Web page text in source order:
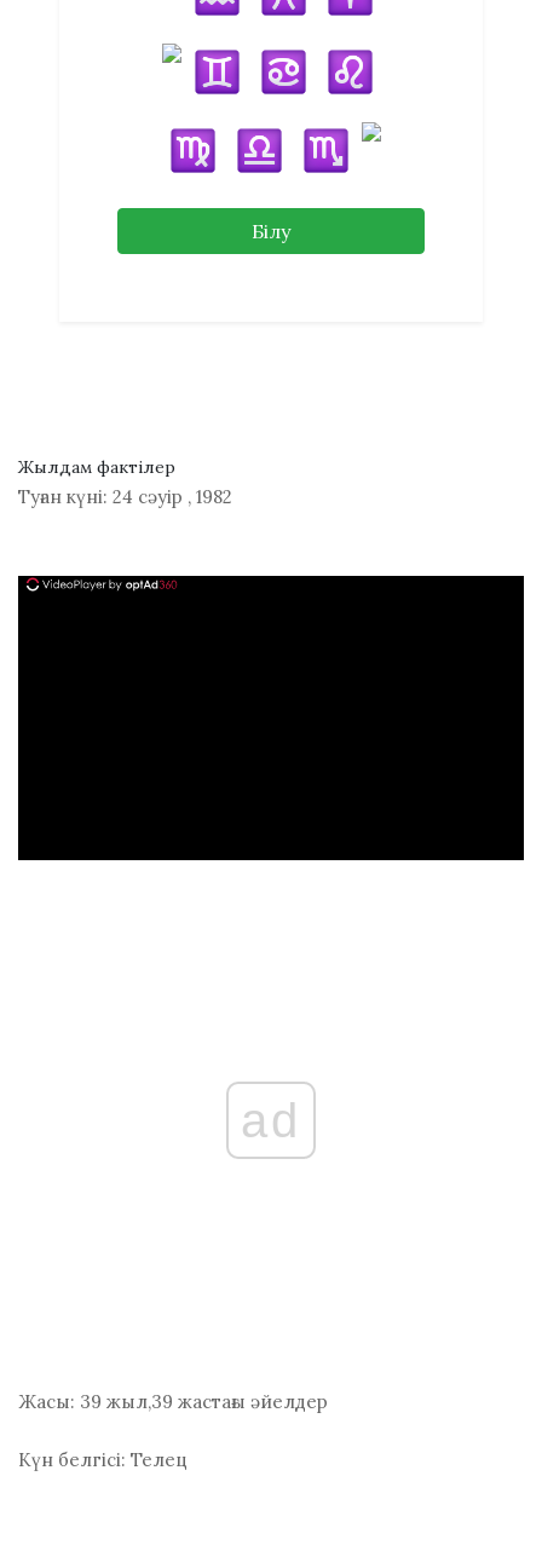
Білу
Жылдам фактілер
Туған күні: 24 сәуір , 1982
ad
Жасы: 39 жыл,39 жастағы әйелдер
Күн белгісі: Телец